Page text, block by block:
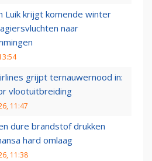
Luik krijgt komende winter
naar
grijpt ternauwernood in:
vlootuitbreiding
11:47
dure brandstof drukken
hard omlaag
11:38